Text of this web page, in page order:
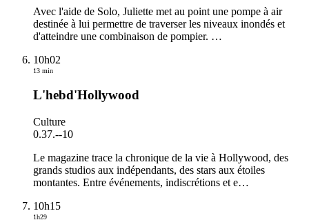
Avec l'aide de Solo, Juliette met au point une pompe à air
destinée à lui permettre de traverser les niveaux inondés et
d'atteindre une combinaison de pompier. …
10h02
13 min
L'hebd'Hollywood
Culture
0.37.--10
Le magazine trace la chronique de la vie à Hollywood, des
grands studios aux indépendants, des stars aux étoiles
montantes. Entre événements, indiscrétions et e…
10h15
1h29